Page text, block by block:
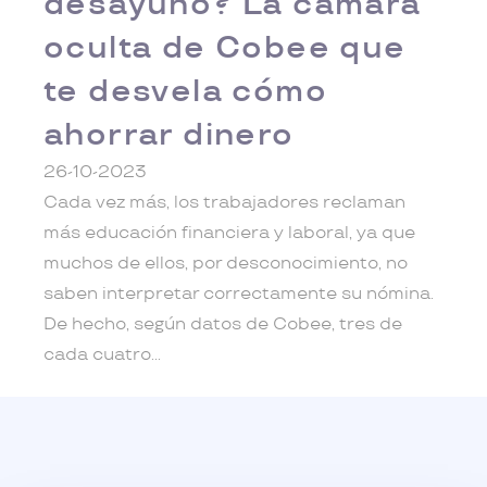
oculta de Cobee que
te desvela cómo
ahorrar dinero
26-10-2023
Cada vez más, los trabajadores reclaman
más educación financiera y laboral, ya que
muchos de ellos, por desconocimiento, no
saben interpretar correctamente su nómina.
De hecho, según datos de Cobee, tres de
cada cuatro